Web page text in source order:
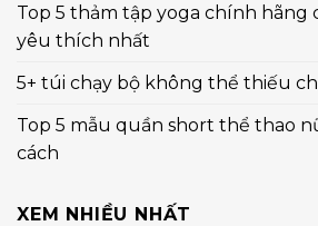
Top 5 thảm tập yoga chính hãng
yêu thích nhất
5+ túi chạy bộ không thể thiếu
Top 5 mẫu quần short thể thao
cách
XEM NHIỀU NHẤT